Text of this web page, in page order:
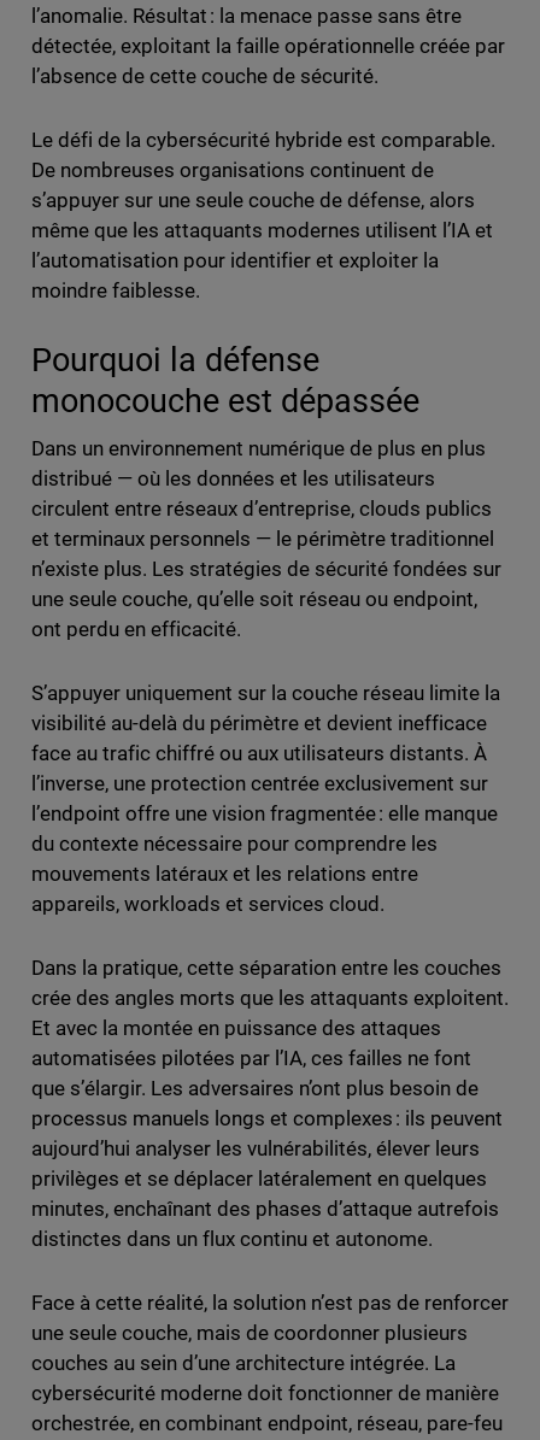
l’anomalie. Résultat : la menace passe sans être
détectée, exploitant la faille opérationnelle créée par
l’absence de cette couche de sécurité.
Le défi de la cybersécurité hybride est comparable.
De nombreuses organisations continuent de
s’appuyer sur une seule couche de défense, alors
même que les attaquants modernes utilisent l’IA et
l’automatisation pour identifier et exploiter la
moindre faiblesse.
Pourquoi la défense
monocouche est dépassée
Dans un environnement numérique de plus en plus
distribué — où les données et les utilisateurs
circulent entre réseaux d’entreprise, clouds publics
et terminaux personnels — le périmètre traditionnel
n’existe plus. Les stratégies de sécurité fondées sur
une seule couche, qu’elle soit réseau ou endpoint,
ont perdu en efficacité.
S’appuyer uniquement sur la couche réseau limite la
visibilité au-delà du périmètre et devient inefficace
face au trafic chiffré ou aux utilisateurs distants. À
l’inverse, une protection centrée exclusivement sur
l’endpoint offre une vision fragmentée : elle manque
du contexte nécessaire pour comprendre les
mouvements latéraux et les relations entre
appareils, workloads et services cloud.
Dans la pratique, cette séparation entre les couches
crée des angles morts que les attaquants exploitent.
Et avec la montée en puissance des attaques
automatisées pilotées par l’IA, ces failles ne font
que s’élargir. Les adversaires n’ont plus besoin de
processus manuels longs et complexes : ils peuvent
aujourd’hui analyser les vulnérabilités, élever leurs
privilèges et se déplacer latéralement en quelques
minutes, enchaînant des phases d’attaque autrefois
distinctes dans un flux continu et autonome.
Face à cette réalité, la solution n’est pas de renforcer
une seule couche, mais de coordonner plusieurs
couches au sein d’une architecture intégrée. La
cybersécurité moderne doit fonctionner de manière
orchestrée, en combinant endpoint, réseau, pare-feu